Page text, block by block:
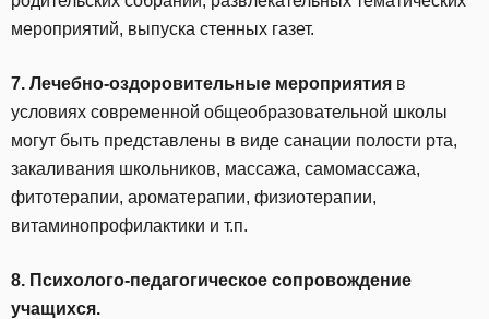
мероприятий, выпуска стенных газет.
7. Лечебно-оздоровительные мероприятия в
условиях современной общеобразовательной школы
могут быть представлены в виде санации полости рта,
закаливания школьников, массажа, самомассажа,
фитотерапии, ароматерапии, физиотерапии,
витаминопрофилактики и т.п.
8. Психолого-педагогическое сопровождение
учащихся.